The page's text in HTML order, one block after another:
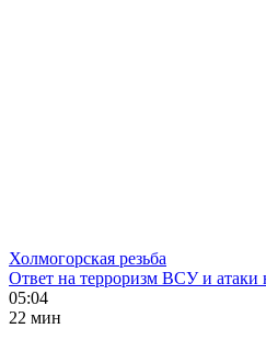
Холмогорская резьба
Ответ на терроризм ВСУ и атаки
05:04
22 мин